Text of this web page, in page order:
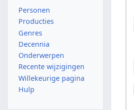
Personen
Producties
Genres
Decennia
Onderwerpen
Recente wijzigingen
Willekeurige pagina
Hulp